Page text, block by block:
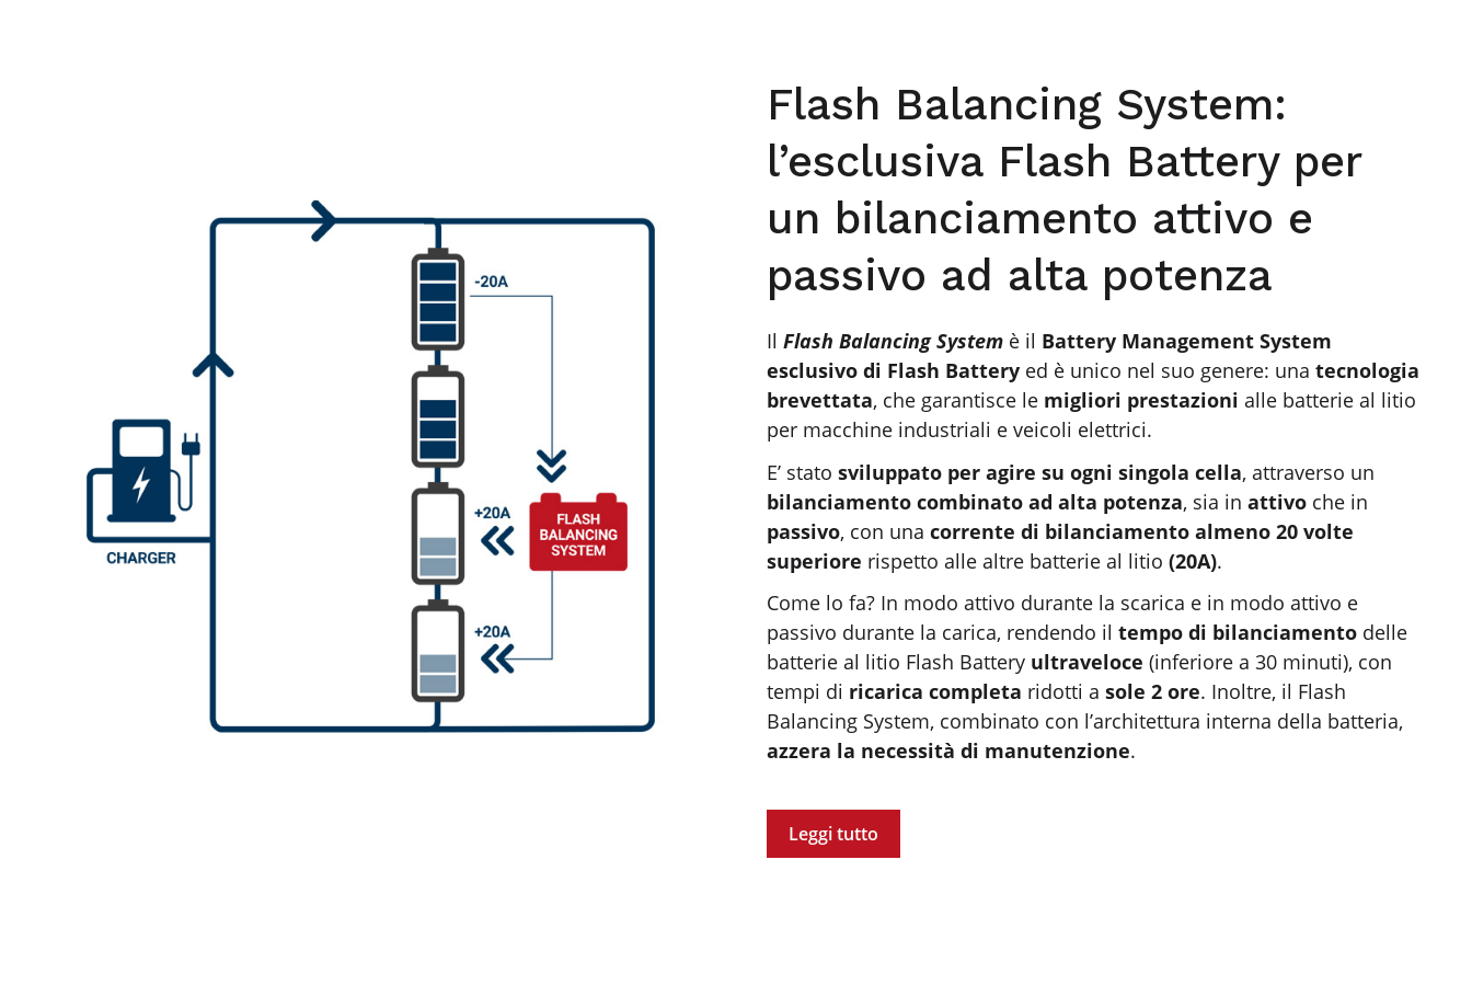
Flash Balancing System:
l’esclusiva Flash Battery per
un bilanciamento attivo e
passivo ad alta potenza
Il Flash Balancing System è il Battery Management System
esclusivo di Flash Battery ed è unico nel suo genere: una tecnologia
brevettata, che garantisce le migliori prestazioni alle batterie al litio
per macchine industriali e veicoli elettrici.
E’ stato sviluppato per agire su ogni singola cella, attraverso un
bilanciamento combinato ad alta potenza, sia in attivo che in
passivo, con una corrente di bilanciamento almeno 20 volte
superiore rispetto alle altre batterie al litio (20A).
Come lo fa? In modo attivo durante la scarica e in modo attivo e
passivo durante la carica, rendendo il tempo di bilanciamento delle
batterie al litio Flash Battery ultraveloce (inferiore a 30 minuti), con
tempi di ricarica completa ridotti a sole 2 ore. Inoltre, il Flash
Balancing System, combinato con l’architettura interna della batteria,
azzera la necessità di manutenzione.
Leggi tutto